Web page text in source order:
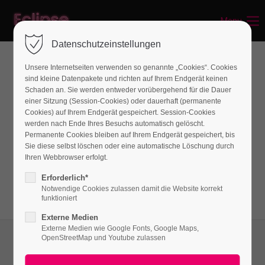
Login
Benutzername
Passwort
Register | Lost your password?
Support
Menu
News
Lorem ipsum dolor sit amet, consectetuer
adipiscing elit. Aenean commodo ligula eget
dolor. Aenean massa.
Datenschutzeinstellungen
Unsere Internetseiten verwenden so genannte „Cookies“. Cookies
sind kleine Datenpakete und richten auf Ihrem Endgerät keinen
Schaden an. Sie werden entweder vorübergehend für die Dauer
einer Sitzung (Session-Cookies) oder dauerhaft (permanente
Cookies) auf Ihrem Endgerät gespeichert. Session-Cookies
werden nach Ende Ihres Besuchs automatisch gelöscht.
Permanente Cookies bleiben auf Ihrem Endgerät gespeichert, bis
Sie diese selbst löschen oder eine automatische Löschung durch
Ihren Webbrowser erfolgt.
Erforderlich*
Notwendige Cookies zulassen damit die Website korrekt
funktioniert
Externe Medien
Externe Medien wie Google Fonts, Google Maps,
OpenStreetMap und Youtube zulassen